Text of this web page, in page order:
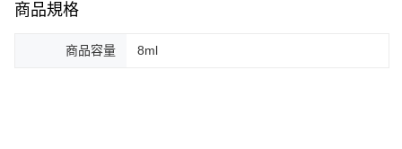
商品規格
商品容量 8ml